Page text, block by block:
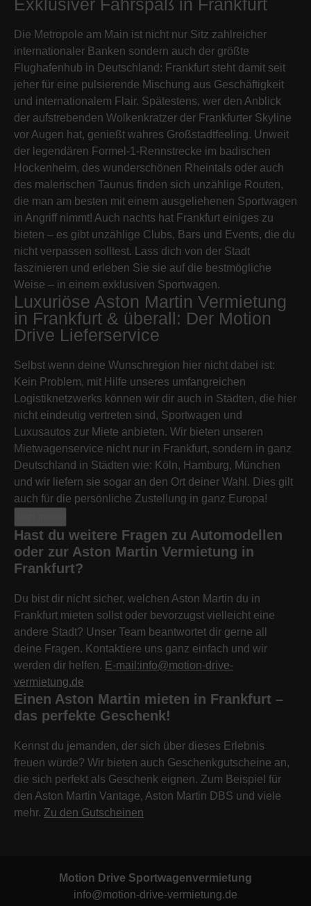
Exklusiver Fahrspaß in Frankfurt
Die Metropole am Main ist nicht nur Sitz zahlreicher
internationaler Banken sondern auch der größte
Flughafenhub in Deutschland: Frankfurt steht damit seit
jeher für eine pulsierende Mischung aus Geschäftigkeit
und internationalem Flair. Spätestens, wer den Anblick
der aufstrebenden Wolkenkratzer der Frankfurter Skyline
vor Augen hat, genießt wahres Großstadtfeeling. Unweit
der legendären Formel-1-Rennstrecke im badischen
Hockenheim, des wunderschönen Rheintals oder auch
des malerischen Taunus finden sich unzählige Routen,
die man am besten mit einem ausgeliehenen Sportwagen
in Angriff nimmt! Auch nachts hat Frankfurt einiges zu
bieten – es gibt unzählige Clubs, Bars und Events, die du
nicht verpassen solltest. Lass dich von der Stadt
faszinieren und erleben Sie sie auf die bestmögliche
Weise – in einem exklusiven Sportwagen.
Luxuriöse Aston Martin Vermietung
in Frankfurt & überall: Der Motion
Drive Lieferservice
Selbst wenn deine Wunschregion hier nicht dabei ist:
Kein Problem, mit Hilfe unseres umfangreichen
Logistiknetzwerks können wir dir auch in Städten, die hier
nicht eindeutig vertreten sind, Sportwagen und
Luxusautos zur Miete anbieten. Wir bieten unseren
Mietwagenservice nicht nur in Frankfurt, sondern in ganz
Deutschland in Städten wie: Köln, Hamburg, München
und wir liefern sie sogar an den Ort deiner Wahl. Dies gilt
auch für die persönliche Zustellung in ganz Europa!
Hast du weitere Fragen zu Automodellen
oder zur Aston Martin Vermietung in
Frankfurt?
Du bist dir nicht sicher, welchen Aston Martin du in
Frankfurt mieten sollst oder bevorzugst vielleicht eine
andere Stadt? Unser Team beantwortet dir gerne all
deine Fragen. Kontaktiere uns ganz einfach und wir
werden dir helfen. E-mail:info@motion-drive-
vermietung.de
Einen Aston Martin mieten in Frankfurt –
das perfekte Geschenk!
Kennst du jemanden, der sich über dieses Erlebnis
freuen würde? Wir bieten auch Geschenkgutscheine an,
die sich perfekt als Geschenk eignen. Zum Beispiel für
den Aston Martin Vantage, Aston Martin DBS und viele
mehr. Zu den Gutscheinen
Motion Drive Sportwagenvermietung
info@motion-drive-vermietung.de